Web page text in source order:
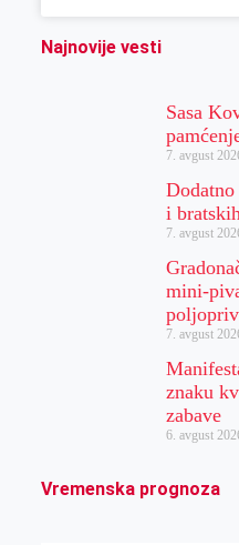
Najnovije vesti
Sasa
7. avgust
i
7. avgust
mini-
7. avgust
znaku
zabave
6. avgust
Vremenska prognoza